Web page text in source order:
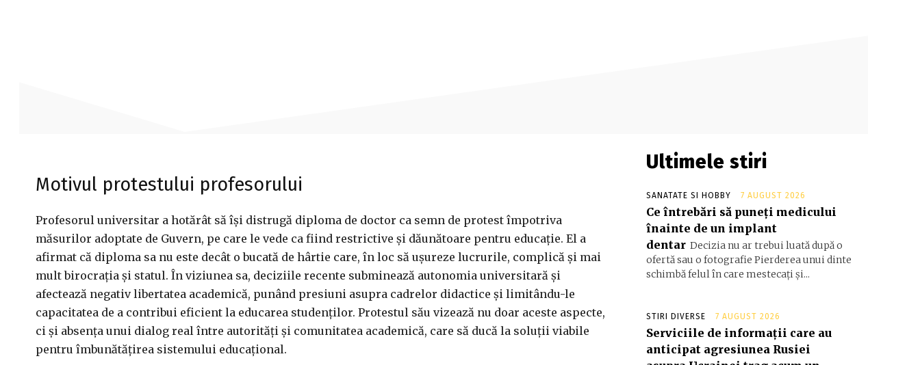
Motivul protestului profesorului
Profesorul universitar a hotărât să își distrugă diploma de doctor ca semn de protest împotriva
măsurilor adoptate de Guvern, pe care le vede ca fiind restrictive și dăunătoare pentru educație. El a
afirmat că diploma sa nu este decât o bucată de hârtie care, în loc să ușureze lucrurile, complică și mai
mult birocrația și statul. În viziunea sa, deciziile recente subminează autonomia universitară și
afectează negativ libertatea academică, punând presiuni asupra cadrelor didactice și limitându-le
capacitatea de a contribui eficient la educarea studenților. Protestul său vizează nu doar aceste aspecte,
ci și absența unui dialog real între autorități și comunitatea academică, care să ducă la soluții viabile
pentru îmbunătățirea sistemului educațional.
Ultimele stiri
SANATATE SI HOBBY 7 AUGUST 2026
Ce întrebări să puneți medicului
înainte de un implant
dentar Decizia nu ar trebui luată după o
ofertă sau o fotografie Pierderea unui dinte
schimbă felul în care mestecați și...
STIRI DIVERSE 7 AUGUST 2026
Serviciile de informații care au
anticipat agresiunea Rusiei